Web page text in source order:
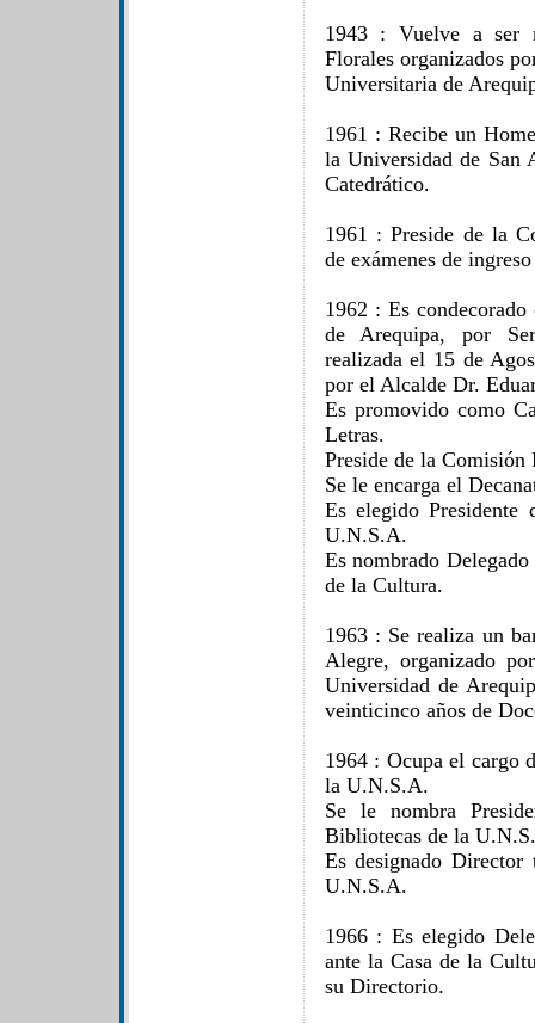
1943 : Vuelve a ser
Florales organizados
Universitaria de
1961 : Recibe un
la Universidad de San
Catedrático.
1961 : Preside de la
de exámenes de
1962 : Es
de Arequipa, por
realizada el 15 de
por el Alcalde Dr.
Es promovido como
Letras.
Preside de la
Se le encarga el
Es elegido
U.N.S.A.
Es nombrado
de la Cultura.
1963 : Se realiza un
Alegre, organizado
Universidad de
veinticinco años de
1964 : Ocupa el cargo
la U.N.S.A.
Se le nombra
Bibliotecas de la
Es designado
U.N.S.A.
1966 : Es elegido
ante la Casa de la
su Directorio.